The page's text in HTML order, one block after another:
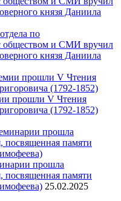
по
обществом и СМИ вручил
князя Даниила
прошли V Чтения
(1792-1852)
прошла
посвященная памяти
25.02.2025